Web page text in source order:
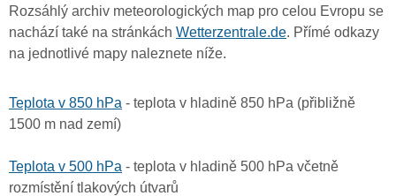
Rozsáhlý archiv meteorologických map pro celou Evropu se
nachází také na stránkách Wetterzentrale.de. Přímé odkazy
na jednotlivé mapy naleznete níže.
Teplota v 850 hPa - teplota v hladině 850 hPa (přibližně
1500 m nad zemí)
Teplota v 500 hPa - teplota v hladině 500 hPa včetně
rozmístění tlakových útvarů